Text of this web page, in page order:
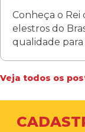
Conheça o Rei
elestros do
qualidade para
Veja todos os